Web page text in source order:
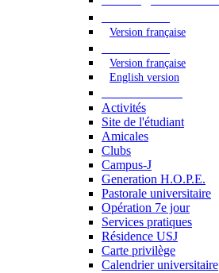
Version française
Version française
English version
Activités
Site de l'étudiant
Amicales
Clubs
Campus-J
Generation H.O.P.E.
Pastorale universitaire
Opération 7e jour
Services pratiques
Résidence USJ
Carte privilège
Calendrier universitaire